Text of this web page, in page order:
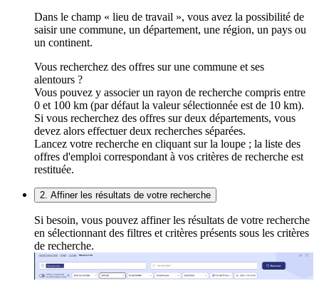
Dans le champ « lieu de travail », vous avez la possibilité de
saisir une commune, un département, une région, un pays ou
un continent.
Vous recherchez des offres sur une commune et ses
alentours ?
Vous pouvez y associer un rayon de recherche compris entre
0 et 100 km (par défaut la valeur sélectionnée est de 10 km).
Si vous recherchez des offres sur deux départements, vous
devez alors effectuer deux recherches séparées.
Lancez votre recherche en cliquant sur la loupe ; la liste des
offres d'emploi correspondant à vos critères de recherche est
restituée.
2. Affiner les résultats de votre recherche
Si besoin, vous pouvez affiner les résultats de votre recherche
en sélectionnant des filtres et critères présents sous les critères
de recherche.